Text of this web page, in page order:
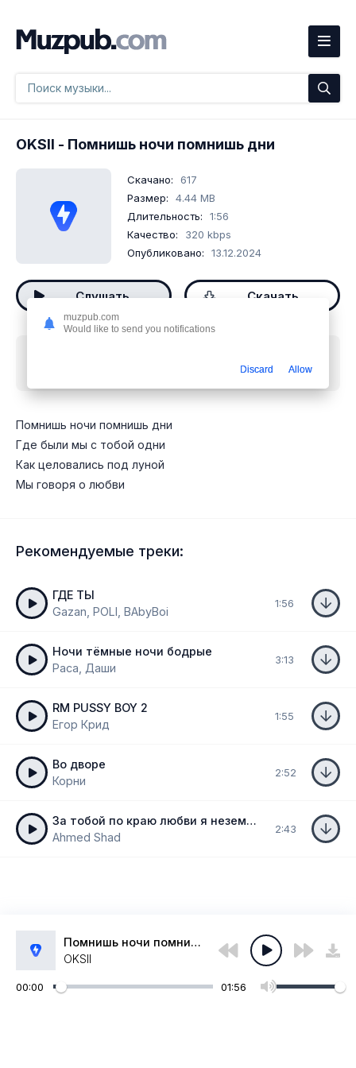
OKSII - Помнишь ночи помнишь дни
Скачано:
617
Размер:
4.44 MB
Длительность:
1:56
Качество:
320 kbps
Опубликовано:
13.12.2024
Слушать Скачать
Помнишь ночи помнишь дни
Где были мы с тобой одни
Как целовались под луной
Мы говоря о любви
Рекомендуемые треки:
ГДЕ ТЫ
Gazan, POLI, BAbyBoi
1:56
Ночи тёмные ночи бодрые
Раса, Даши
3:13
RM PUSSY BOY 2
Егор Крид
1:55
Во дворе
Корни
2:52
За тобой по краю любви я неземной
Ahmed Shad
2:43
Помнишь ночи помнишь дни
OKSII
00:00 01:56
muzpub.com
Would like to send you notifications
Discard Allow